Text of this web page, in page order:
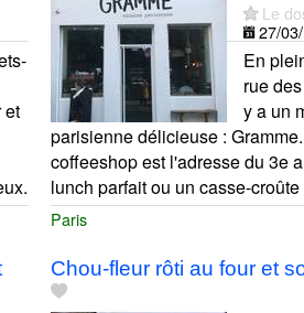
et
Le
27/
En
rue
y a un
parisienne délicieuse :
coffeeshop est l'adresse du 3e
lunch parfait ou un casse-
Paris
Chou-fleur rôti au four et